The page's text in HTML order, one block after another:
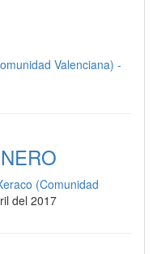
Valenciana) -
(Comunidad
del 2017